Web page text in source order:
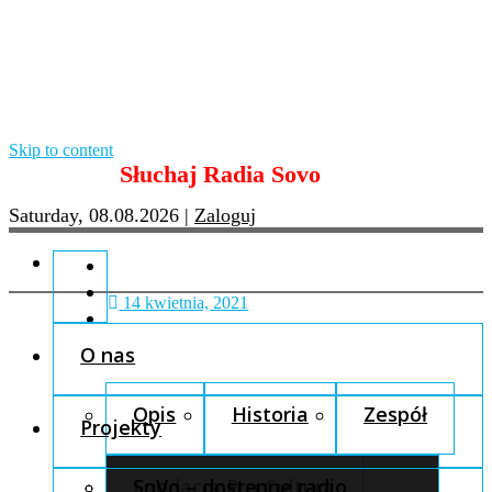
Skip to content
Słuchaj Radia Sovo
Saturday, 08.08.2026 | Zaloguj
O nas
Opis Historia Zespół
Fundacja Pro Cultura
Projekty
SoVo – dostępne radio
14 kwietnia, 2021